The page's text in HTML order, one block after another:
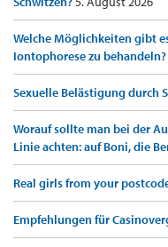
Welche Möglichkeiten gibt
Iontophorese zu behandeln?
Sexuelle Belästigung durch
Worauf sollte man bei der
Linie achten: auf Boni, die
Real girls from your
Empfehlungen für